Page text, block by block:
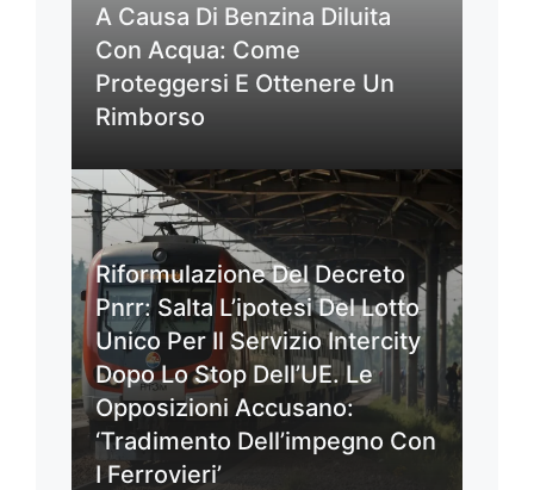
A Causa Di Benzina Diluita
Con Acqua: Come
Proteggersi E Ottenere Un
Rimborso
Riformulazione Del Decreto
Pnrr: Salta L’ipotesi Del Lotto
Unico Per Il Servizio Intercity
Dopo Lo Stop Dell’UE. Le
Opposizioni Accusano:
‘Tradimento Dell’impegno Con
I Ferrovieri’